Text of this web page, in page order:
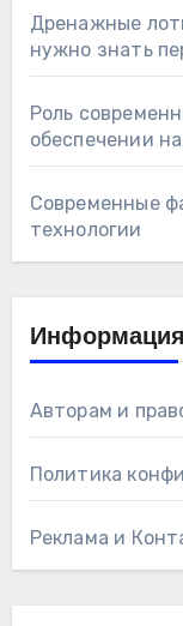
Дренажные
нужно знать
Роль
обеспечении
Современные
технологии
Авторам и
Политика
Реклама и